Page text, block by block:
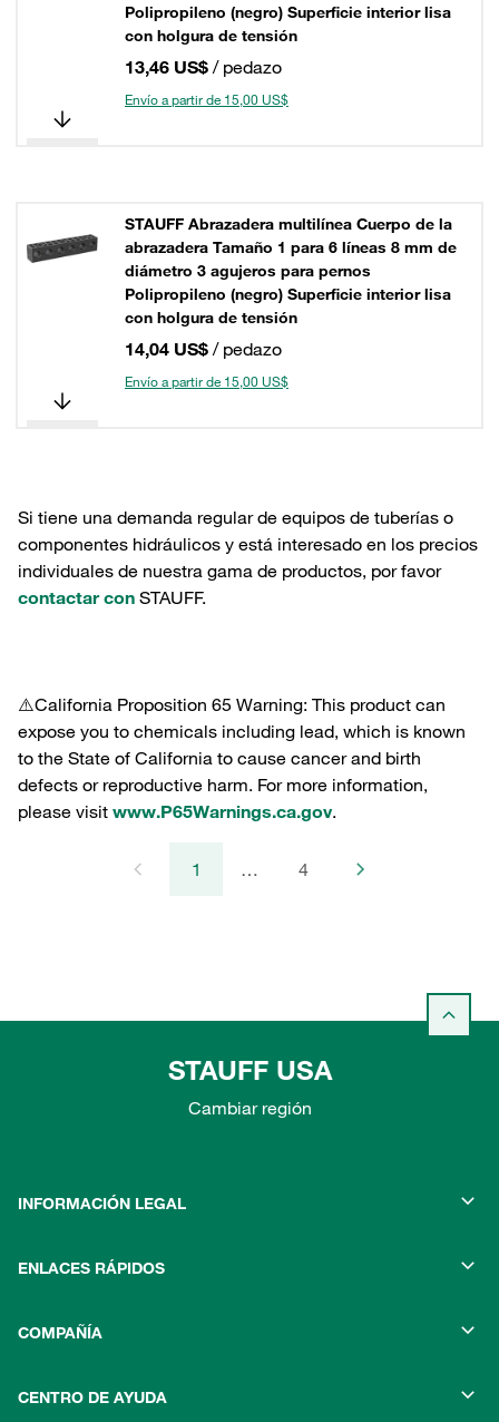
Polipropileno (negro) Superficie interior lisa
con holgura de tensión
13,46 US$ / pedazo
Envío a partir de 15,00 US$
STAUFF Abrazadera multilínea Cuerpo de la
abrazadera Tamaño 1 para 6 líneas 8 mm de
diámetro 3 agujeros para pernos
Polipropileno (negro) Superficie interior lisa
con holgura de tensión
14,04 US$ / pedazo
Envío a partir de 15,00 US$
Si tiene una demanda regular de equipos de tuberías o
componentes hidráulicos y está interesado en los precios
individuales de nuestra gama de productos, por favor
contactar con STAUFF.
⚠️California Proposition 65 Warning: This product can
expose you to chemicals including lead, which is known
to the State of California to cause cancer and birth
defects or reproductive harm. For more information,
please visit www.P65Warnings.ca.gov.
1 … 4
STAUFF USA
Cambiar región
INFORMACIÓN LEGAL
ENLACES RÁPIDOS
COMPAÑÍA
CENTRO DE AYUDA